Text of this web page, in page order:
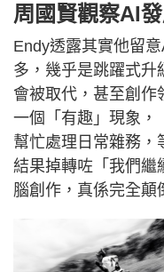
周國賢觀察AI
Endy透露其實他留
多，幾乎是跳躍式升
會被取代，甚至創作
一個「有趣」現象，
幫忙處理日常雜務，
結果掉轉咗「我們繼
腦創作，真係完全顛